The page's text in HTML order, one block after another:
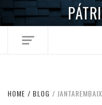
Skip
HOME BLOG